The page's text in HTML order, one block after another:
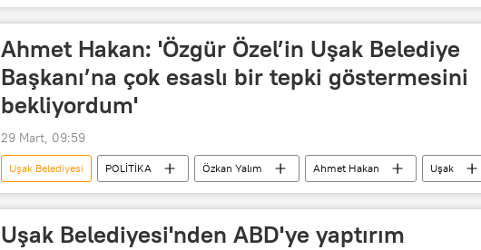
Ahmet Hakan: 'Özgür Özel’in Uşak Belediye
Başkanı’na çok esaslı bir tepki göstermesini
bekliyordum'
29 Mart, 09:59
Uşak Belediyesi POLİTİKA Özkan Yalım Ahmet Hakan Uşak
Uşak Belediyesi'nden ABD'ye yaptırım